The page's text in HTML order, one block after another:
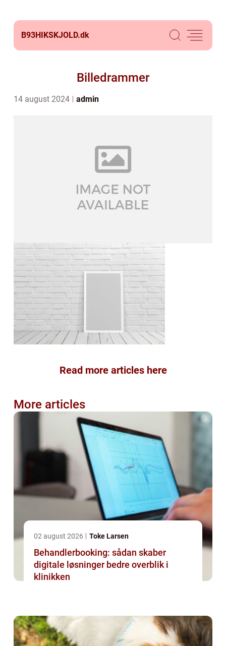
B93HIKSKJOLD.dk
Billedrammer
14 august 2024 admin
Read more articles here
More articles
02 august 2026 Toke Larsen
Behandlerbooking: sådan skaber
digitale løsninger bedre overblik i
klinikken